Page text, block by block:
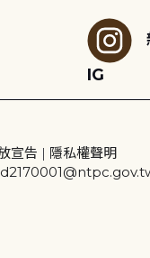
IG
宣告 | 隱私權聲明